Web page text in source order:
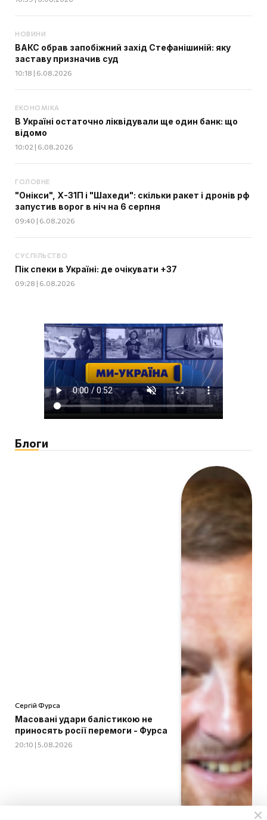
НОВИНИ
ВАКС обрав запобіжний захід Стефанішиній: яку
заставу призначив суд
10:18 | 6.08.2026
ЕКОНОМІКА
В Україні остаточно ліквідували ще один банк: що
відомо
10:02 | 6.08.2026
ГОЛОВНЕ
"Онікси", Х-31П і "Шахеди": скільки ракет і дронів рф
запустив ворог в ніч на 6 серпня
09:40 | 6.08.2026
СУСПІЛЬСТВО
Пік спеки в Україні: де очікувати +37
09:28 | 6.08.2026
Блоги
Сергій Фурса
Масовані удари балістикою не
приносять росії перемоги - Фурса
20:10 | 5.08.2026